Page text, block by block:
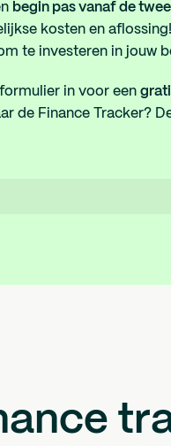
begin pas vanaf de
kosten en
te investeren in jouw
in voor een
de Finance Tracker?